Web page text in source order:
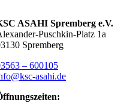
ASAHI Spremberg e.V.
Puschkin-Platz 1a
Spremberg
– 600105
asahi.de